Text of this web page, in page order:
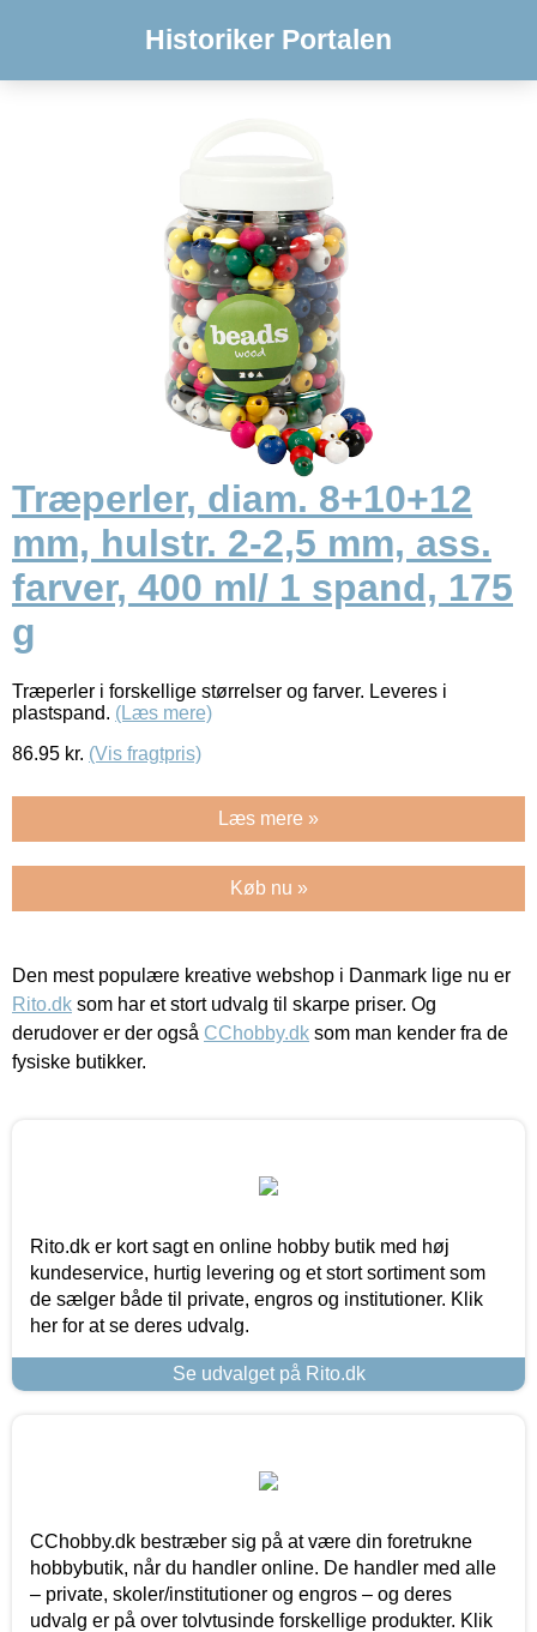
Historiker Portalen
Træperler, diam. 8+10+12
mm, hulstr. 2-2,5 mm, ass.
farver, 400 ml/ 1 spand, 175
g
Træperler i forskellige størrelser og farver. Leveres i
plastspand. (Læs mere)
86.95 kr. (Vis fragtpris)
Læs mere »
Køb nu »
Den mest populære kreative webshop i Danmark lige nu er
Rito.dk som har et stort udvalg til skarpe priser. Og
derudover er der også CChobby.dk som man kender fra de
fysiske butikker.
Rito.dk er kort sagt en online hobby butik med høj
kundeservice, hurtig levering og et stort sortiment som
de sælger både til private, engros og institutioner. Klik
her for at se deres udvalg.
Se udvalget på Rito.dk
CChobby.dk bestræber sig på at være din foretrukne
hobbybutik, når du handler online. De handler med alle
– private, skoler/institutioner og engros – og deres
udvalg er på over tolvtusinde forskellige produkter. Klik